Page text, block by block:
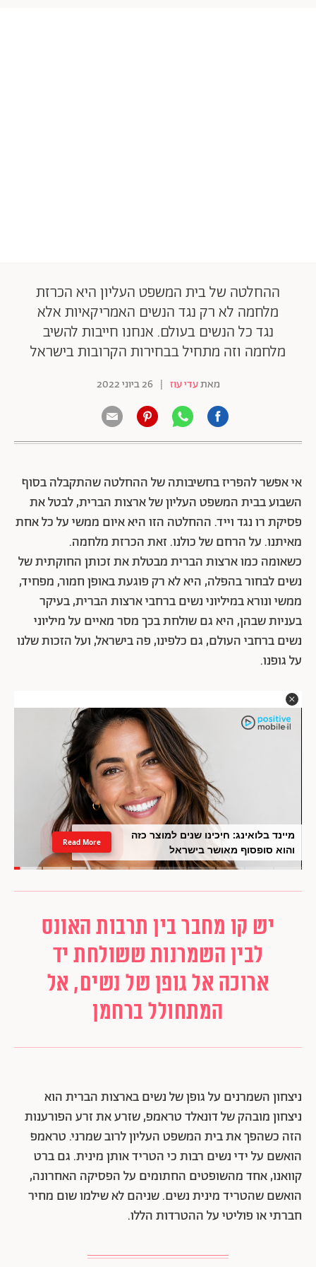
ההחלטה של בית המשפט העליון היא הכרזת
מלחמה לא רק נגד הנשים האמריקאיות אלא
נגד כל הנשים בעולם. אנחנו חייבות להשיב
מלחמה וזה מתחיל בבחירות הקרובות בישראל
מאתעדי עוז | 26 ביוני 2022
אי אפשר להפריז בחשיבותה של ההחלטה שהתקבלה בסוף
השבוע בבית המשפט העליון של ארצות הברית, לבטל את
פסיקת רו נגד וייד. ההחלטה הזו היא איום ממשי על כל אחת
מאיתנו. על הרחם של כולנו. זאת הכרזת מלחמה.
כשאומה כמו ארצות הברית מבטלת את זכותן החוקתית של
נשים לבחור בהפלה, היא לא רק פוגעת באופן חמור, מפחיד,
ממשי ונורא במיליוני נשים ברחבי ארצות הברית, בעיקר
בעניות שבהן, היא גם שולחת בכך מסר מאיים על מיליוני
נשים ברחבי העולם, גם כלפינו, פה בישראל, ועל הזכות שלנו
על גופנו.
מיינד בלואינג: חיכינו שנים למוצר כזה
והוא סופסוף מאושר בישראל
Read More
יש קו מחבר בין תרבות האונס
לבין השמרנות ששולחת יד
ארוכה אל גופן של נשים, אל
המתחולל ברחמן
ניצחון השמרנים על גופן של נשים בארצות הברית הוא
ניצחון מובהק של דונאלד טראמפ, שזרע את זרע הפורענות
הזה כשהפך את בית המשפט העליון לרוב שמרני. טראמפ
הואשם על ידי נשים רבות כי הטריד אותן מינית. גם ברט
קוואנו, אחד מהשופטים החתומים על הפסיקה האחרונה,
הואשם שהטריד מינית נשים. שניהם לא שילמו שום מחיר
חברתי או פוליטי על ההטרדות הללו.